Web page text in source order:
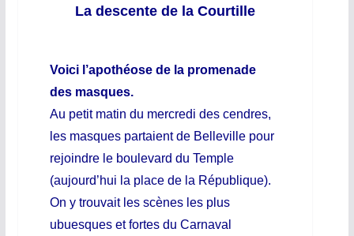
La descente de la Courtille
Voici l’apothéose de la promenade
des masques.
Au petit matin du mercredi des cendres,
les masques partaient de Belleville pour
rejoindre le boulevard du Temple
(aujourd’hui la place de la République).
On y trouvait les scènes les plus
ubuesques et fortes du Carnaval